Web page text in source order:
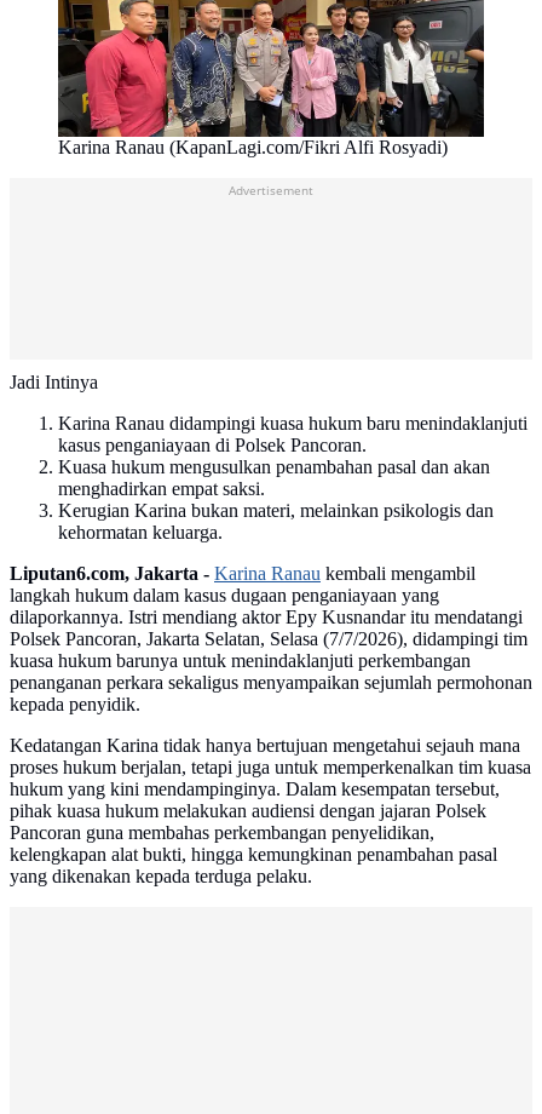
Karina Ranau (KapanLagi.com/Fikri Alfi Rosyadi)
Advertisement
Jadi Intinya
Karina Ranau didampingi kuasa hukum baru menindaklanjuti
kasus penganiayaan di Polsek Pancoran.
Kuasa hukum mengusulkan penambahan pasal dan akan
menghadirkan empat saksi.
Kerugian Karina bukan materi, melainkan psikologis dan
kehormatan keluarga.
Liputan6.com, Jakarta - Karina Ranau kembali mengambil
langkah hukum dalam kasus dugaan penganiayaan yang
dilaporkannya. Istri mendiang aktor Epy Kusnandar itu mendatangi
Polsek Pancoran, Jakarta Selatan, Selasa (7/7/2026), didampingi tim
kuasa hukum barunya untuk menindaklanjuti perkembangan
penanganan perkara sekaligus menyampaikan sejumlah permohonan
kepada penyidik.
Kedatangan Karina tidak hanya bertujuan mengetahui sejauh mana
proses hukum berjalan, tetapi juga untuk memperkenalkan tim kuasa
hukum yang kini mendampinginya. Dalam kesempatan tersebut,
pihak kuasa hukum melakukan audiensi dengan jajaran Polsek
Pancoran guna membahas perkembangan penyelidikan,
kelengkapan alat bukti, hingga kemungkinan penambahan pasal
yang dikenakan kepada terduga pelaku.